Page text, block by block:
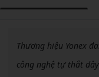
Thương hiệu Yonex
công nghệ tự thắt